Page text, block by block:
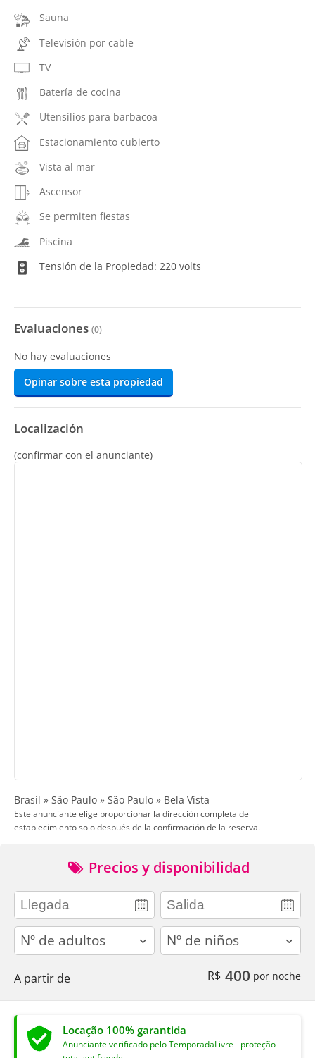
Sauna
Televisión por cable
TV
Batería de cocina
Utensilios para barbacoa
Estacionamiento cubierto
Vista al mar
Ascensor
Se permiten fiestas
Piscina
Tensión de la Propiedad: 220 volts
Evaluaciones (0)
No hay evaluaciones
Opinar sobre esta propiedad
Localización
(confirmar con el anunciante)
Brasil » São Paulo » São Paulo » Bela Vista
Este anunciante elige proporcionar la dirección completa del
establecimiento solo después de la confirmación de la reserva.
Precios y disponibilidad
adults children
A partir de R$ 400 por noche
Locação 100% garantida
Anunciante verificado pelo TemporadaLivre - proteção